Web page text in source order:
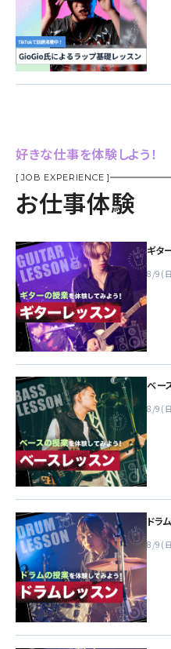
好きな仕事を体験しよう！
[ JOB EXPERIENCE ]
お仕事体験
ギタ
8/9(
ベー
8/9(
ドラ
8/9(